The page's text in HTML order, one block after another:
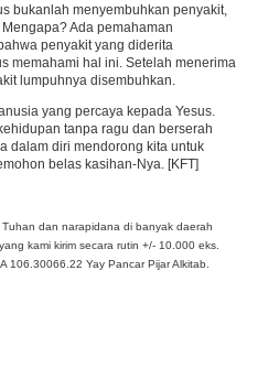
bukanlah menyembuhkan penyakit,
Ada pemahaman
penyakit yang diderita
memahami hal ini. Setelah menerima
lumpuhnya disembuhkan.
yang percaya kepada Yesus.
tanpa ragu dan berserah
dalam diri mendorong kita untuk
belas kasihan-Nya. [KFT]
dan narapidana di banyak daerah
kami kirim secara rutin +/- 10.000 eks.
106.30066.22 Yay Pancar Pijar Alkitab.